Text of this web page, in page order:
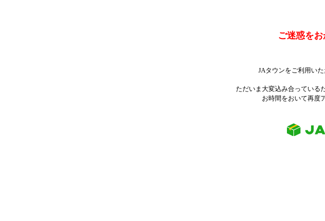
ご迷惑をお
JAタウンをご利用い
ただいま大変込み合っている
お時間をおいて再度